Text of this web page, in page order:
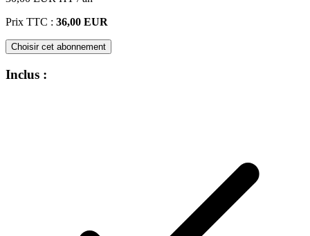
Prix TTC : 36,00 EUR
Choisir cet abonnement
Inclus :